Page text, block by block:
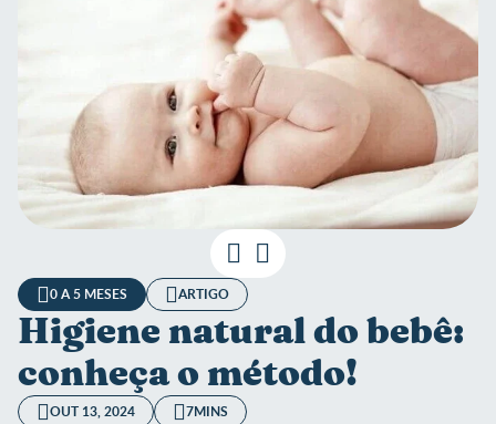
0 A 5 MESES ARTIGO
Higiene natural do bebê:
conheça o método!
OUT 13, 2024 7MINS